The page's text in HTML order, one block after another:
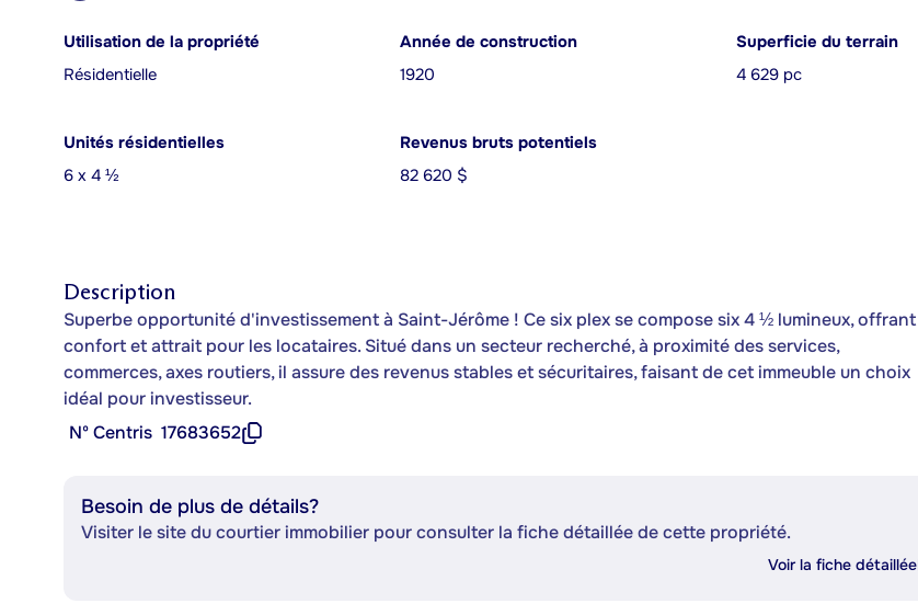
Utilisation de la propriété
Résidentielle
Année de construction
1920
Superficie du terrain
4 629 pc
Unités résidentielles
6 x 4 ½
Revenus bruts potentiels
82 620 $
Description
Superbe opportunité d'investissement à Saint-Jérôme ! Ce six plex se compose six 4 ½ lumineux, offrant
confort et attrait pour les locataires. Situé dans un secteur recherché, à proximité des services,
commerces, axes routiers, il assure des revenus stables et sécuritaires, faisant de cet immeuble un choix
idéal pour investisseur.
Nº Centris 17683652
Besoin de plus de détails?
Visiter le site du courtier immobilier pour consulter la fiche détaillée de cette propriété.
Voir la fiche détaillée